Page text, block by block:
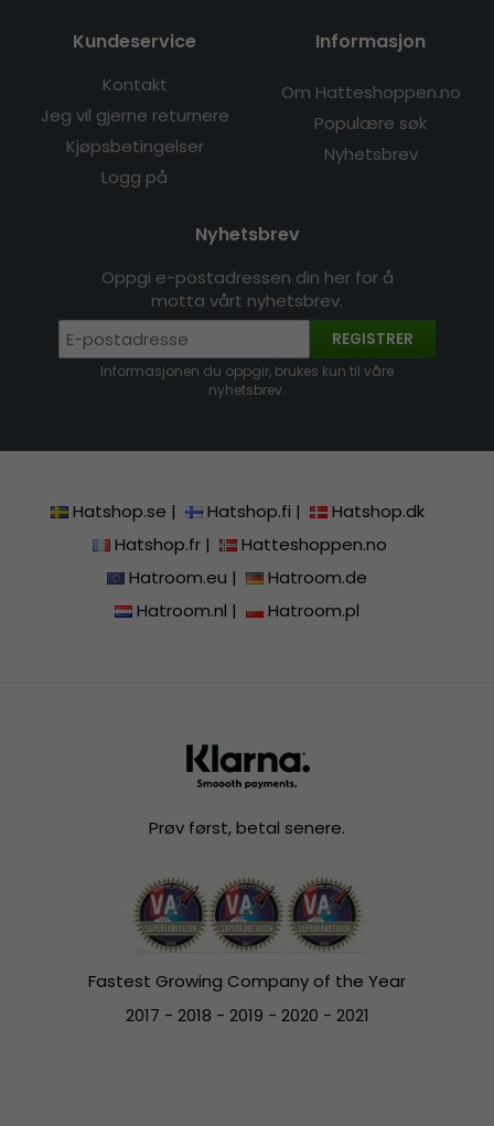
Kundeservice
Kontakt
Jeg vil gjerne returnere
Kjøpsbetingelser
Logg på
Informasjon
Om Hatteshoppen.no
Populære søk
Nyhetsbrev
Nyhetsbrev
Oppgi e-postadressen din her for å
motta vårt nyhetsbrev.
REGISTRER
Informasjonen du oppgir, brukes kun til våre
nyhetsbrev.
Hatshop.se | Hatshop.fi |
Hatshop.dk
Hatshop.fr|
Hatteshoppen.no
Hatroom.eu |
Hatroom.de
Hatroom.nl | Hatroom.pl
Prøv først, betal senere.
Fastest Growing Company of the Year
2017 - 2018 - 2019 - 2020 - 2021